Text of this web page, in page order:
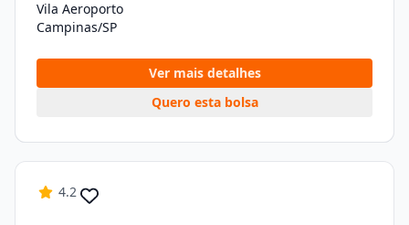
Vila Aeroporto
Campinas/SP
Ver mais detalhes
Quero esta bolsa
4.2